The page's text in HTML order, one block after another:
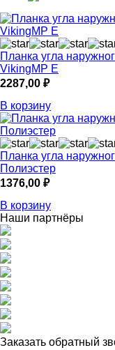
Планка угла
VikingMP E
2287,00 ₽
В корзину
Планка угла
Полиэстер
1376,00 ₽
В корзину
Наши партнёры
Заказать обратный